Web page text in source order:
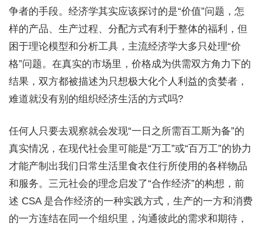
争者的手段。经济学其实应该探讨的是“价值”问题，怎
样的产品、生产过程、分配方式有利于整体的福利，但
困于理论模型和分析工具，主流经济学大多只处理“价
格”问题。在真实的市场里，价格成为供需双方角力下的
结果，双方都被描述为只想极大化个人利益的贪婪者，
难道就没有别的组织经济生活的方式吗?
任何人只要去观察就会发现“一日之所需百工斯为备”的
真实情况，在现代社会里可能是“万工”或“百万工”的协力
才能产制出我们日常生活里食衣住行所使用的各样物品
和服务。三元社会的理念启发了“合作经济”的构想，前
述 CSA 是合作经济的一种实践方式，生产的一方和消费
的一方连结在同一个组织里，沟通彼此的需求和期待，